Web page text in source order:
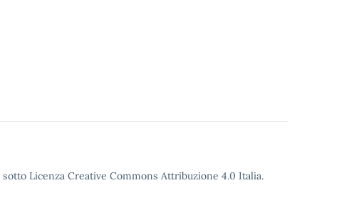
Licenza Creative Commons Attribuzione 4.0 Italia.